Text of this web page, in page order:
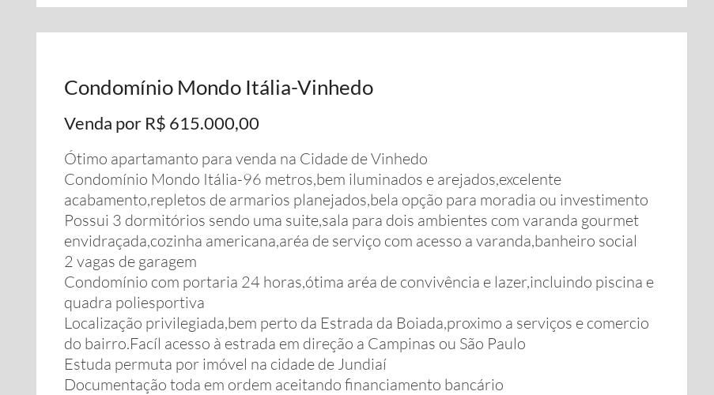
Condomínio Mondo Itália-Vinhedo
Venda por R$ 615.000,00
Ótimo apartamanto para venda na Cidade de Vinhedo
Condomínio Mondo Itália-96 metros,bem iluminados e arejados,excelente
acabamento,repletos de armarios planejados,bela opção para moradia ou investimento
Possui 3 dormitórios sendo uma suite,sala para dois ambientes com varanda gourmet
envidraçada,cozinha americana,aréa de serviço com acesso a varanda,banheiro social
2 vagas de garagem
Condomínio com portaria 24 horas,ótima aréa de convivência e lazer,incluindo piscina e
quadra poliesportiva
Localização privilegiada,bem perto da Estrada da Boiada,proximo a serviços e comercio
do bairro.Facíl acesso à estrada em direção a Campinas ou São Paulo
Estuda permuta por imóvel na cidade de Jundiaí
Documentação toda em ordem aceitando financiamento bancário